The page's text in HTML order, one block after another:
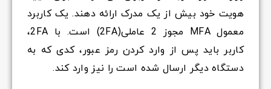
هویت خود بیش از یک مدرک ارائه دهند. یک کاربرد
معمول MFA مجوز 2 عاملی(2FA) است. با 2FA،
کاربر باید پس از وارد کردن رمز عبور، کدی که به
دستگاه دیگر ارسال شده است را نیز وارد کند.